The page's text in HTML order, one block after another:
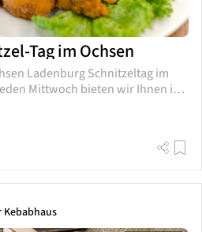
Tag im Ochsen
Ladenburg Schnitzeltag im
Mittwoch bieten wir Ihnen im
Kebabhaus